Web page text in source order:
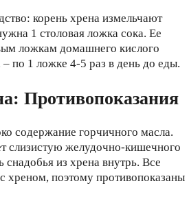
корень хрена измельчают
1 столовая ложка сока. Ее
ложкам домашнего кислого
по 1 ложке 4-5 раз в день до еды.
Противопоказания
содержание горчичного масла.
слизистую желудочно-кишечного
снадобья из хрена внутрь. Все
хреном, поэтому противопоказаны